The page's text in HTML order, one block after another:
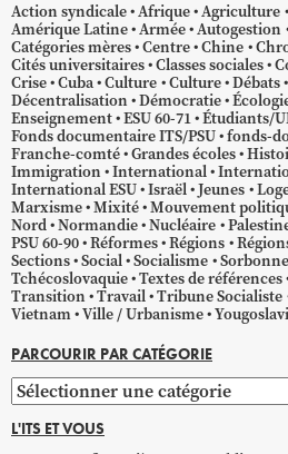
Action syndicale Afrique Agriculture
Amérique Latine Armée Autogestion
Catégories mères Centre Chine
Cités universitaires Classes sociales
Crise Cuba Culture Culture Débats
Décentralisation Démocratie
Enseignement ESU 60-71 Étudiants/
Fonds documentaire ITS/PSU fonds-
Franche-comté Grandes écoles
Immigration International
International ESU Israël Jeunes
Marxisme Mixité Mouvement
Nord Normandie Nucléaire
PSU 60-90 Réformes Régions
Sections Social Socialisme Sorbonne
Tchécoslovaquie Textes de références
Transition Travail Tribune Socialiste
Vietnam Ville / Urbanisme
PARCOURIR PAR CATÉGORIE
Parcourir
par
catégorie
L'ITS ET VOUS